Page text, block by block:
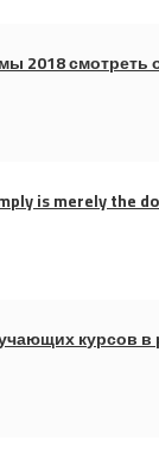
2018 смотреть
is merely the
курсов в